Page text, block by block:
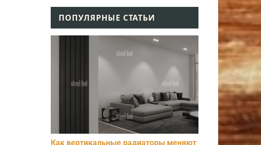
ПОПУЛЯРНЫЕ СТАТЬИ
Как вертикальные радиаторы меняют